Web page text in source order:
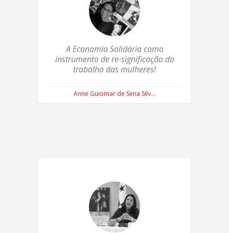
A Economia Solidária como
instrumento de re-significação do
trabalho das mulheres!
Anne Guiomar de Sena Silv...